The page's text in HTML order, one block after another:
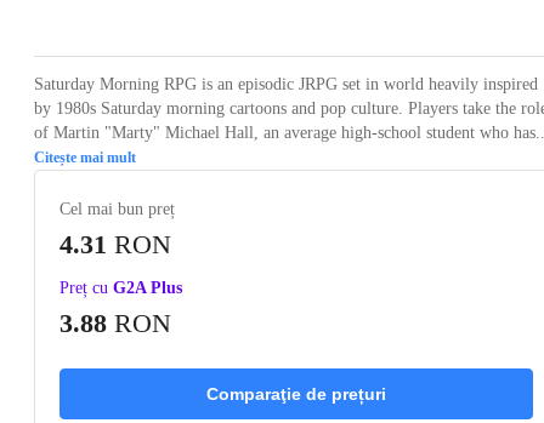
Saturday Morning RPG is an episodic JRPG set in world heavily inspired
by 1980s Saturday morning cartoons and pop culture. Players take the
of Martin "Marty" Michael Hall, an average high-school student who
Citește mai mult
Cel mai bun preț
4.31 RON
Preț cu G2A Plus
3.88 RON
Comparaţie de prețuri